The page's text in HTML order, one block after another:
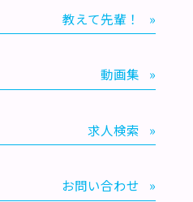
教えて先輩！ »
動画集 »
求人検索 »
お問い合わせ »